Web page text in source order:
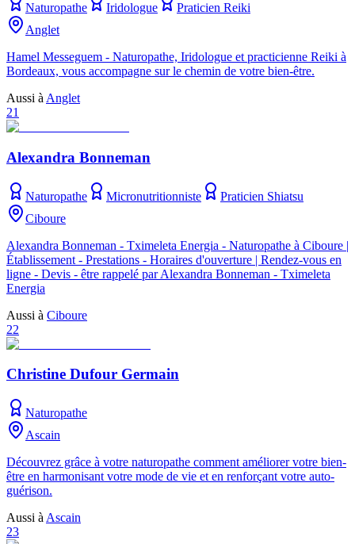
Naturopathe Iridologue
Praticien Reiki
Anglet
Hamel Messeguem - Naturopathe, Iridologue et practicienne Reiki à
Bordeaux, vous accompagne sur le chemin de votre bien-être.
Aussi à Anglet
21
Alexandra Bonneman
Naturopathe Micronutritionniste
Praticien Shiatsu
Ciboure
Alexandra Bonneman - Tximeleta Energia - Naturopathe à Ciboure |
Établissement - Prestations - Horaires d'ouverture | Rendez-vous en
ligne - Devis - être rappelé par Alexandra Bonneman - Tximeleta
Energia
Aussi à Ciboure
22
Christine Dufour Germain
Naturopathe
Ascain
Découvrez grâce à votre naturopathe comment améliorer votre bien-
être en harmonisant votre mode de vie et en renforçant votre auto-
guérison.
Aussi à Ascain
23